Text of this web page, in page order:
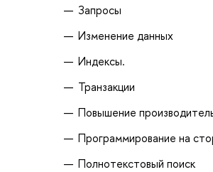
Запросы
Изменение данных
Индексы.
Транзакции
Повышение
Программирование на
Полнотекстовый поиск